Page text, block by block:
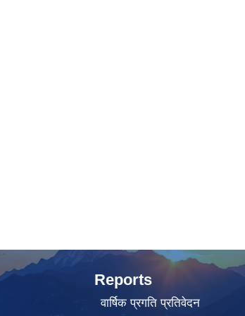
Reports
वार्षिक प्रगति प्रतिवेदन